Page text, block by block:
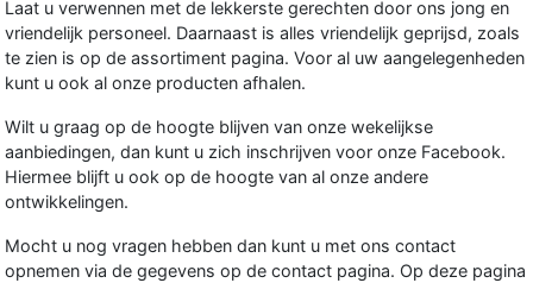
Laat u verwennen met de lekkerste gerechten door ons jong en
vriendelijk personeel. Daarnaast is alles vriendelijk geprijsd, zoals
te zien is op de assortiment pagina. Voor al uw aangelegenheden
kunt u ook al onze producten afhalen.
Wilt u graag op de hoogte blijven van onze wekelijkse
aanbiedingen, dan kunt u zich inschrijven voor onze Facebook.
Hiermee blijft u ook op de hoogte van al onze andere
ontwikkelingen.
Mocht u nog vragen hebben dan kunt u met ons contact
opnemen via de gegevens op de contact pagina. Op deze pagina